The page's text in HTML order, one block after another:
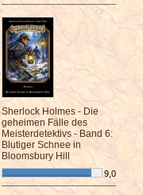
¯¯¯¯¯¯¯¯¯¯¯¯¯¯¯¯¯¯¯¯¯¯¯¯
Sherlock Holmes - Die
geheimen Fälle des
Meisterdetektivs - Band 6:
Blutiger Schnee in
Bloomsbury Hill
9,0
¯¯¯¯¯¯¯¯¯¯¯¯¯¯¯¯¯¯¯¯¯¯¯¯